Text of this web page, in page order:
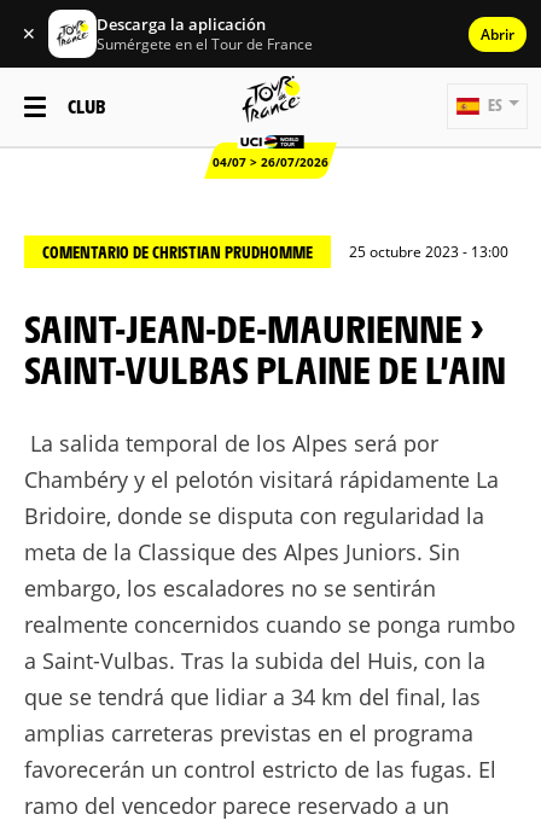
✕ Descarga la aplicación
Sumérgete en el Tour de France Abrir
CLUB
04/07 > 26/07/2026
ES
COMENTARIO DE CHRISTIAN PRUDHOMME 25 octubre 2023 - 13:00
SAINT-JEAN-DE-MAURIENNE >
SAINT-VULBAS PLAINE DE L’AIN
La salida temporal de los Alpes será por
Chambéry y el pelotón visitará rápidamente La
Bridoire, donde se disputa con regularidad la
meta de la Classique des Alpes Juniors. Sin
embargo, los escaladores no se sentirán
realmente concernidos cuando se ponga rumbo
a Saint-Vulbas. Tras la subida del Huis, con la
que se tendrá que lidiar a 34 km del final, las
amplias carreteras previstas en el programa
favorecerán un control estricto de las fugas. El
ramo del vencedor parece reservado a un